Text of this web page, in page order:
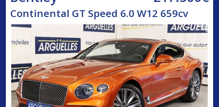
Continental GT Speed 6.0 W12 659cv